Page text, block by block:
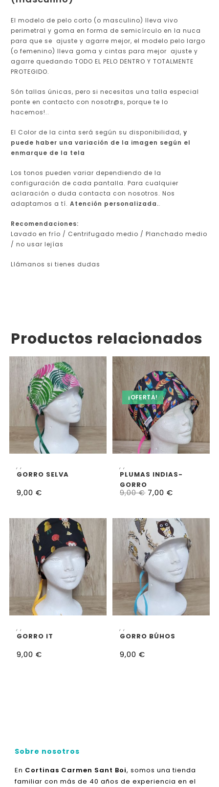
El modelo de pelo corto (o masculino) lleva vivo
perimetral y goma en forma de semicírculo en la nuca
para que se ajuste y agarre mejor, el modelo pelo largo
(o femenino) lleva goma y cintas para mejor ajuste y
agarre quedandoTODO EL PELO DENTRO Y TOTALMENTE
PROTEGIDO.
Són tallas únicas, pero si necesitas una talla especial
ponte en contacto con nosotr@s, porque te lo
hacemos!..
El Color de la cinta será según su disponibilidad,y
puede haber una variación de la imagen según el
enmarque de la tela
Los tonos pueden variar dependiendo de la
configuración de cada pantalla.Para cualquier
aclaración o duda contacta con nosotros. Nos
adaptamos a tí.Atención personalizada..
Recomendaciones:
Lavado en frío / Centrifugado medio / Planchado medio
/ no usar lejías
Llámanos si tienes dudas
Productos relacionados
, ,
GORRO SELVA
9,00 €
¡OFERTA!
,,
PLUMAS INDIAS-
GORRO
9,00€ 7,00€
, ,
GORRO IT
9,00 €
,,
GORRO BÚHOS
9,00€
Sobre nosotros
En Cortinas Carmen Sant Boi, somos una tienda
familiar con más de 40 años de experiencia en el